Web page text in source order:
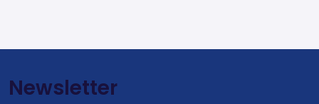
Newsletter